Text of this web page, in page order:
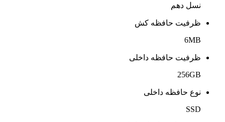
نسل دهم
ظرفیت حافظه کش
6MB
ظرفیت حافظه داخلی
256GB
نوع حافظه داخلی
SSD